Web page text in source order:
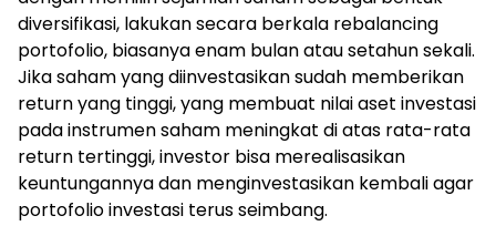
diversifikasi, lakukan secara berkala rebalancing
portofolio, biasanya enam bulan atau setahun sekali.
Jika saham yang diinvestasikan sudah memberikan
return yang tinggi, yang membuat nilai aset investasi
pada instrumen saham meningkat di atas rata-rata
return tertinggi, investor bisa merealisasikan
keuntungannya dan menginvestasikan kembali agar
portofolio investasi terus seimbang.